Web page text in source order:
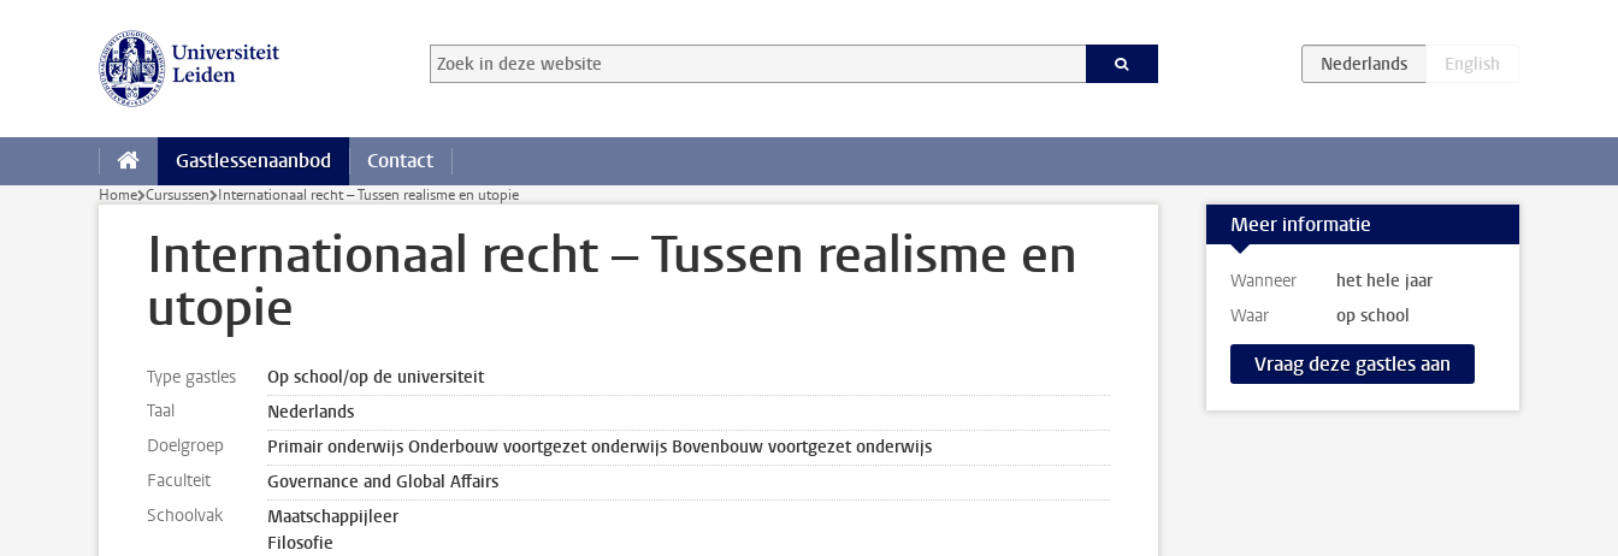
Zoek in deze website
Zoekterm
Gastlessenaanbod Contact
Home Cursussen Internationaal recht – Tussen realisme en utopie
Internationaal recht – Tussen realisme en
utopie
Type gastles
Op school/op de universiteit
Taal
Nederlands
Doelgroep
Primair onderwijs Onderbouw voortgezet onderwijs Bovenbouw voortgezet onderwijs
Faculteit
Governance and Global Affairs
Schoolvak
Maatschappijleer
Filosofie
Meer informatie
Wanneer
het hele jaar
Waar
op school
Vraag deze gastles aan